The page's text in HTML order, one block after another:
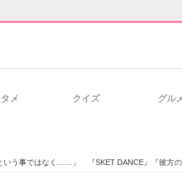
メ クイズ グル
いう事ではなく……」 『SKET DANCE』『彼方のア